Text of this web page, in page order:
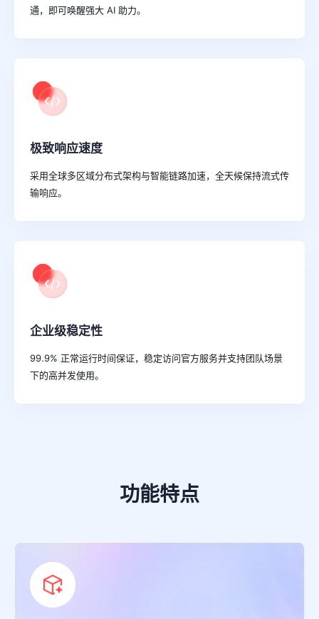
通，即可唤醒强大 AI 助力。
极致响应速度
采用全球多区域分布式架构与智能链路加速，全天候保持流式传
输响应。
企业级稳定性
99.9% 正常运行时间保证，稳定访问官方服务并支持团队场景
下的高并发使用。
功能特点